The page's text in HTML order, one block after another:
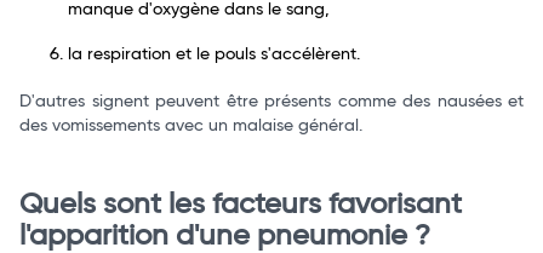
manque d'oxygène dans le sang,
la respiration et le pouls s'accélèrent.
D'autres signent peuvent être présents comme des nausées et
des vomissements avec un malaise général.
Quels sont les facteurs favorisant
l'apparition d'une pneumonie ?